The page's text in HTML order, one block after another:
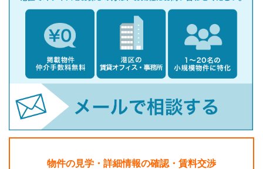
物件の見学・詳細情報の確認・賃料交渉